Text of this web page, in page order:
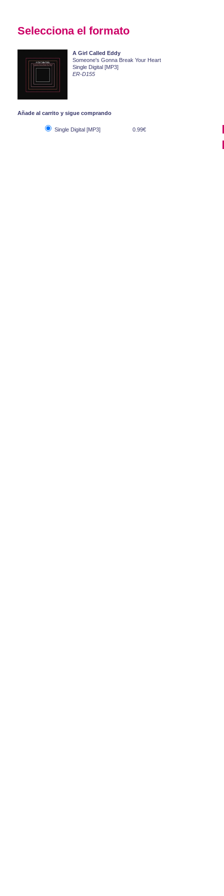
Selecciona el formato
A Girl Called Eddy
Someone's Gonna Break Your Heart
Single Digital [MP3]
ER-D155
Añade al carrito y sigue comprando
Single Digital [MP3] 0.99€